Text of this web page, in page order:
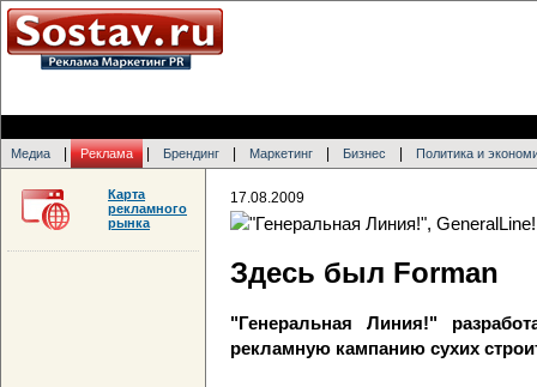
Медиа Реклама Брендинг Маркетинг Бизнес Политика и
17.08.2009
Здесь был Forman
"Генеральная Линия!"
рекламную кампанию сухих
Карта
рекламного
рынка